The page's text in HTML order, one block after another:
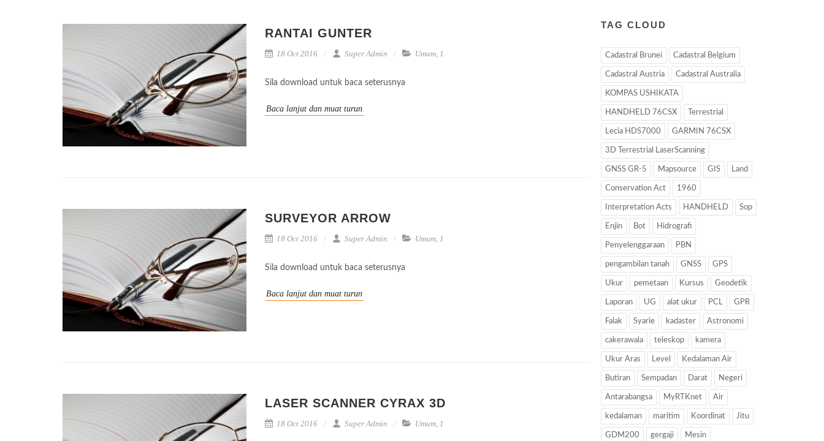
RANTAI GUNTER
18 Oct 2016 Super Admin Umum, 1
Sila download untuk baca seterusnya
Baca lanjut dan muat turun
SURVEYOR ARROW
18 Oct 2016 Super Admin Umum, 1
Sila download untuk baca seterusnya
Baca lanjut dan muat turun
LASER SCANNER CYRAX 3D
18 Oct 2016 Super Admin Umum, 1
TAG CLOUD
Cadastral Brunei Cadastral Belgium
Cadastral Austria Cadastral Australia
KOMPAS USHIKATA
HANDHELD 76CSX Terrestrial
Lecia HDS7000 GARMIN 76CSX
3D Terrestrial LaserScanning
GNSS GR-5 Mapsource GIS Land
Conservation Act 1960
Interpretation Acts HANDHELD Sop
Enjin Bot Hidrografi
Penyelenggaraan PBN
pengambilan tanah GNSS GPS
Ukur pemetaan Kursus Geodetik
Laporan UG alat ukur PCL GPR
Falak Syarie kadaster Astronomi
cakerawala teleskop kamera
Ukur Aras Level Kedalaman Air
Butiran Sempadan Darat Negeri
Antarabangsa MyRTKnet Air
kedalaman maritim Koordinat Jitu
GDM200 gergaji Mesin